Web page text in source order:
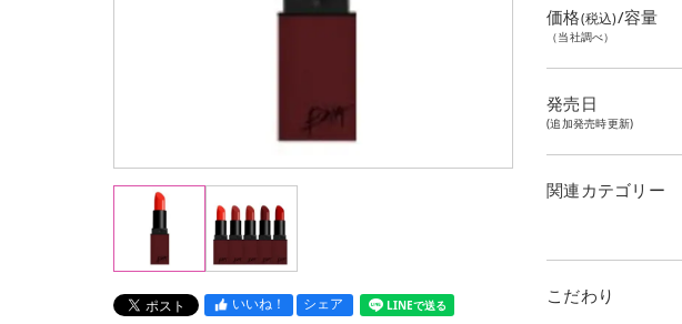
いいね！ シェア LINEで送る
価格(税込)/容量
（当社調べ）
発売日
(追加発売時更新)
関連カテゴリー
こだわり